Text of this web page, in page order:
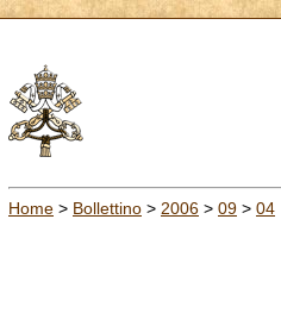
Home > Bollettino > 2006 > 09 > 04